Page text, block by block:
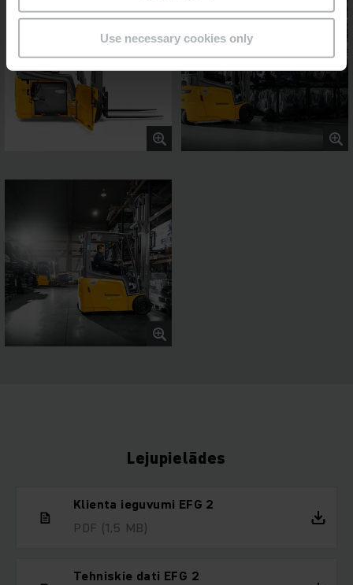
Use necessary cookies only
Lejupielādes
Klienta ieguvumi EFG 2
PDF (1,5 MB)
Tehniskie dati EFG 2